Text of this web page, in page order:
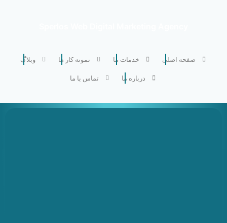
صفحه اصلی خدمات ما نمونه کار ها وبلاگ
درباره ما تماس با ما